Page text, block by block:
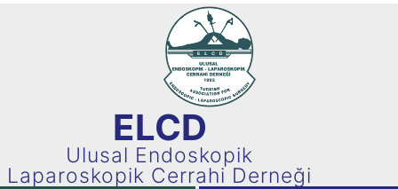
ELCD
Ulusal Endoskopik
Laparoskopik Cerrahi Derneği